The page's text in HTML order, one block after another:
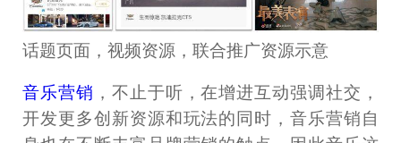
话题页面，视频资源，联合推广资源示意
音乐营销 ，不止于听，在增进互动强调社交，
开发更多创新资源和玩法的同时，音乐营销自